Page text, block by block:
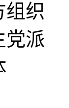
组织
党派